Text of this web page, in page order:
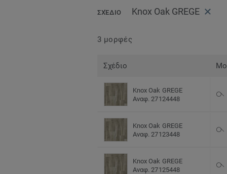
ΣΧΈΔΙΟ Knox Oak GREGE
3 μορφές
Σχέδιο
Knox Oak GREGE
Αναφ. 27124448
Knox Oak GREGE
Αναφ. 27123448
Knox Oak GREGE
Αναφ. 27125448